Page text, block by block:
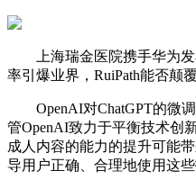
上海瑞金医院携手华为发
率引爆业界，RuiPath能否颠
OpenAI对ChatGPT的微调
管OpenAI致力于平衡技术创
成人内容的能力的提升可能
导用户正确、合理地使用这些